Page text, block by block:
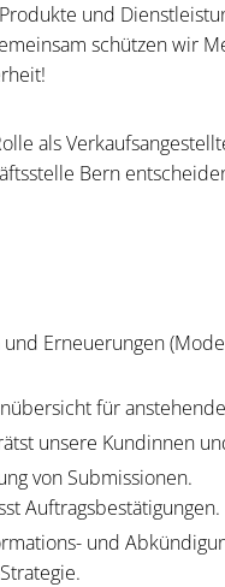
und
schützen wir
als
Bern
Erneuerungen
für
unsere Kundinnen
von Submissionen.
Auftragsbestätigungen.
und